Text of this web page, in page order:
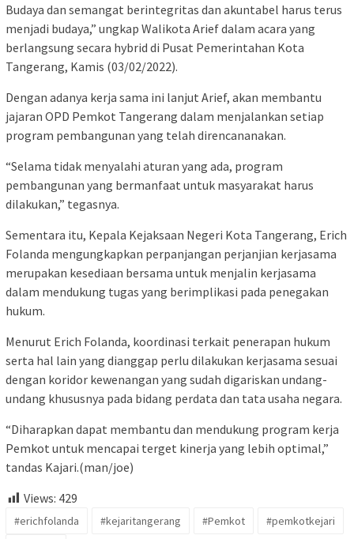
Budaya dan semangat berintegritas dan akuntabel harus terus
menjadi budaya,” ungkap Walikota Arief dalam acara yang
berlangsung secara hybrid di Pusat Pemerintahan Kota
Tangerang, Kamis (03/02/2022).
Dengan adanya kerja sama ini lanjut Arief, akan membantu
jajaran OPD Pemkot Tangerang dalam menjalankan setiap
program pembangunan yang telah direncananakan.
“Selama tidak menyalahi aturan yang ada, program
pembangunan yang bermanfaat untuk masyarakat harus
dilakukan,” tegasnya.
Sementara itu, Kepala Kejaksaan Negeri Kota Tangerang, Erich
Folanda mengungkapkan perpanjangan perjanjian kerjasama
merupakan kesediaan bersama untuk menjalin kerjasama
dalam mendukung tugas yang berimplikasi pada penegakan
hukum.
Menurut Erich Folanda, koordinasi terkait penerapan hukum
serta hal lain yang dianggap perlu dilakukan kerjasama sesuai
dengan koridor kewenangan yang sudah digariskan undang-
undang khususnya pada bidang perdata dan tata usaha negara.
“Diharapkan dapat membantu dan mendukung program kerja
Pemkot untuk mencapai terget kinerja yang lebih optimal,”
tandas Kajari.(man/joe)
Views: 429
#erichfolanda #kejaritangerang #Pemkot
#pemkotkejari